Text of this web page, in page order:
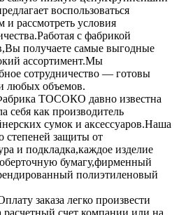
воспользоваться
рассмотреть условия
с фабрикой
получаете самые выгодные
ассортимент.Мы
сотрудничество — готовы
любых объемов.
ТОСОКО давно известна
себя как производитель
сумок и аксессуаров.Наша
степеней защиты от
и подкладка,каждое изделие
бумагу,фирменный
полиэтиленовый
заказа легко произвести
счет компании или на